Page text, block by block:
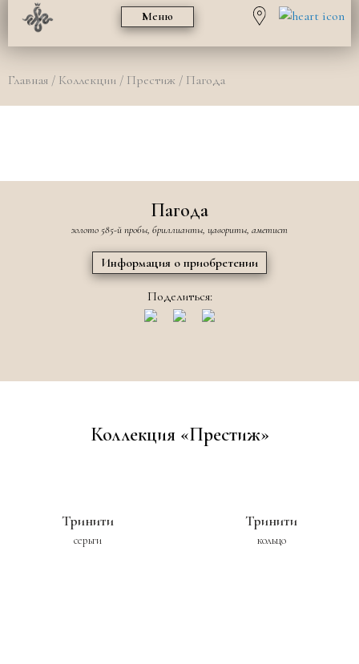
Меню
Главная / Коллекции / Престиж / Пагода
Пагода
золото 585-й пробы, бриллианты, цавориты, аметист
Информация о приобретении
Поделиться:
Коллекция «Престиж»
Тринити
серьги
Тринити
кольцо